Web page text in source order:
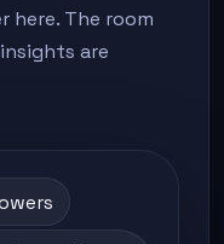
The room
are